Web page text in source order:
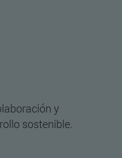
y
sostenible.